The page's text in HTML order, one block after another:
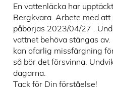
En vattenläcka har
Bergkvara. Arbete med
påbörjas 2023/04/27 .
vattnet behöva stängas
kan ofarlig missfärgning
så bör det försvinna.
dagarna.
Tack för Din förståelse!